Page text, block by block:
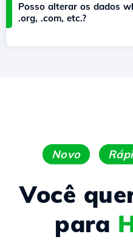
Posso alterar os dados
.org, .com, etc.?
Novo
Você
para